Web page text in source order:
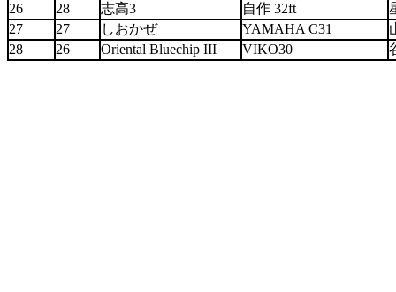
26
28 志高3 自作 32ft
27
27 しおかぜ YAMAHA C31
28
26 Oriental Bluechip III VIKO30